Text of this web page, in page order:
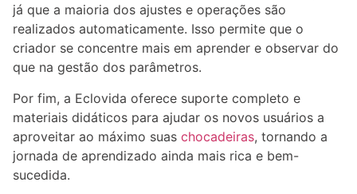
já que a maioria dos ajustes e operações são
realizados automaticamente. Isso permite que o
criador se concentre mais em aprender e observar do
que na gestão dos parâmetros.
Por fim, a Eclovida oferece suporte completo e
materiais didáticos para ajudar os novos usuários a
aproveitar ao máximo suas chocadeiras, tornando a
jornada de aprendizado ainda mais rica e bem-
sucedida.